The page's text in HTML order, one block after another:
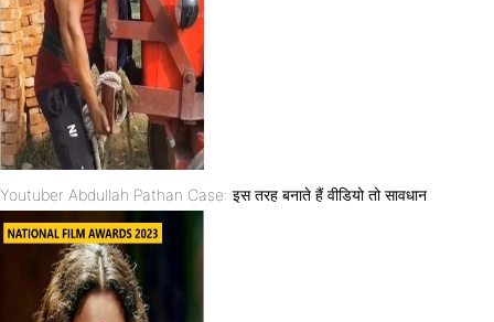
Youtuber Abdullah Pathan Case: इस तरह बनाते हैं वीडियो तो सावधान